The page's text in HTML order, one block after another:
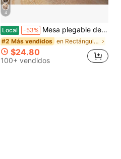
4
Local -53% Mesa plegable de metal de doble capa con ruedas, estantería de almacenamiento, altura ajustable y amplia superficie de trabajo, versátil para estudiar, trabajar y relajarse, perfecta para dormitorios, salas de estar y oficinas, mesa de noche.
#2 Más vendidos en Rectángulo Muebles de oficina para el hogar
$24.80
100+ vendidos